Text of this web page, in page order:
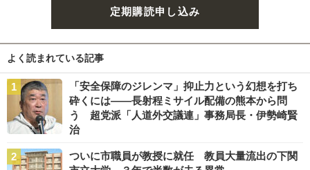
定期購読申し込み
よく読まれている記事
「安全保障のジレンマ」抑止力という幻想を打ち
砕くには――長射程ミサイル配備の熊本から問
う 超党派「人道外交議連」事務局長・伊勢崎賢
治
ついに市職員が教授に就任 教員大量流出の下関